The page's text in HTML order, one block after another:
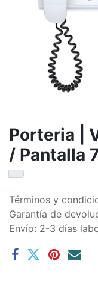
Porteria |
/ Pantalla
Términos y
Garantía de
Envío: 2-3 días